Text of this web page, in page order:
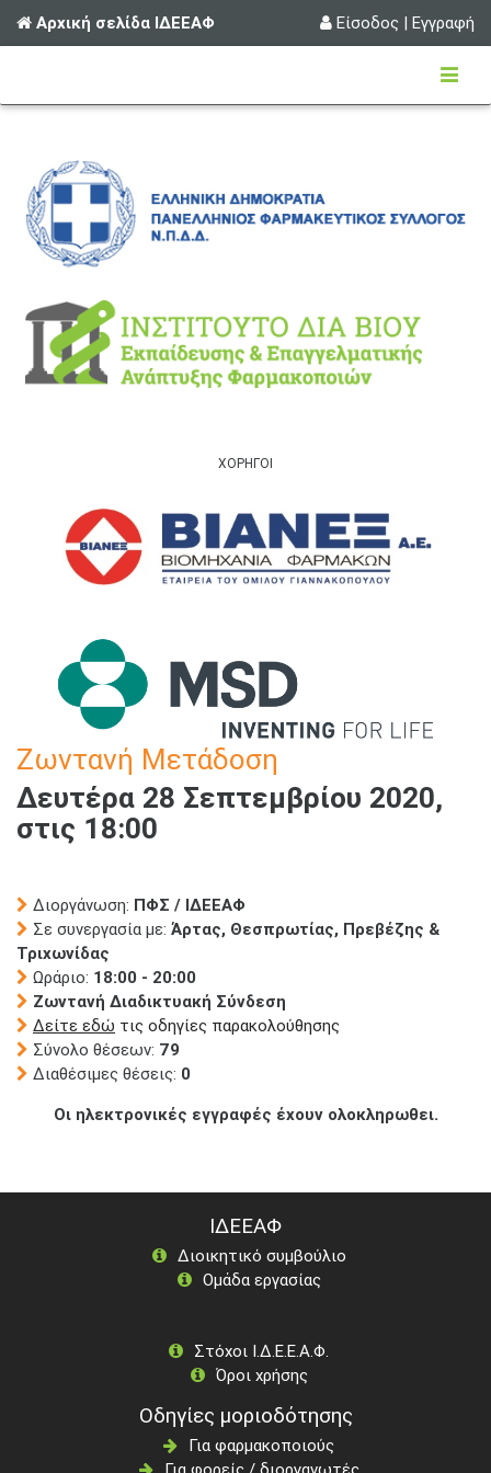
Αρχική σελίδα ΙΔΕΕΑΦ Είσοδος | Εγγραφή
ΧΟΡΗΓΟΙ
Ζωντανή Μετάδοση
Δευτέρα 28 Σεπτεμβρίου 2020,
στις 18:00
Διοργάνωση: ΠΦΣ / ΙΔΕΕΑΦ
Σε συνεργασία με: Άρτας, Θεσπρωτίας, Πρεβέζης &
Τριχωνίδας
Ωράριο: 18:00 - 20:00
Ζωντανή Διαδικτυακή Σύνδεση
Δείτε εδώ τις οδηγίες παρακολούθησης
Σύνολο θέσεων: 79
Διαθέσιμες θέσεις: 0
Οι ηλεκτρονικές εγγραφές έχουν ολοκληρωθει.
ΙΔΕΕΑΦ
Διοικητικό συμβούλιο
Ομάδα εργασίας
Στόχοι Ι.Δ.Ε.Ε.Α.Φ.
Όροι χρήσης
Οδηγίες μοριοδότησης
Για φαρμακοποιούς